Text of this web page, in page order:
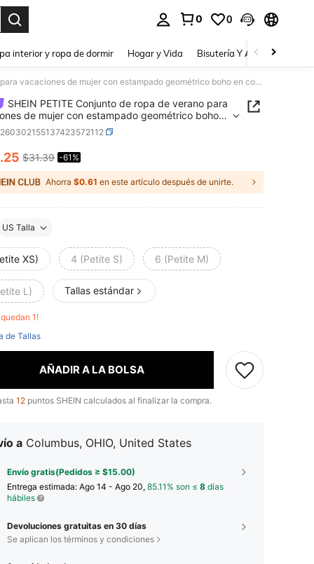
0 0
interior y ropa de dormir Hogar y Vida Bisutería Y Accesorios
SHEIN PETITE Conjunto de ropa de verano para vacaciones de mujer con estampado geométrico boho en color beige, conjunto de 2 piezas de cubierta y pantalones bohemios, atuendos de playa de Santorini para mujer, mujeres de talla pequeña
SHEIN PETITE Conjunto de ropa de verano para
de mujer con estampado geométrico boho
beige, conjunto de 2 piezas de cubierta y
bohemios, atuendos de playa de Santorini
mujeres de talla pequeña
AND AVAILABILITY
.25 $31.39 -61%
Ahorra $0.61 en este artículo después de unirte.
US Talla
XS) 4 (Petite S) 6 (Petite M)
L) Tallas estándar
quedan 1!
de Tallas
AÑADIR A LA BOLSA
12 puntos SHEIN calculados al finalizar la compra.
a Columbus, OHIO, United States
Envío gratis(Pedidos ≥ $15.00)
Entrega estimada: Ago 14 - Ago 20, 85.11% son ≤ 8 días
hábiles
Devoluciones gratuitas en 30 días
Se aplican los términos y condiciones